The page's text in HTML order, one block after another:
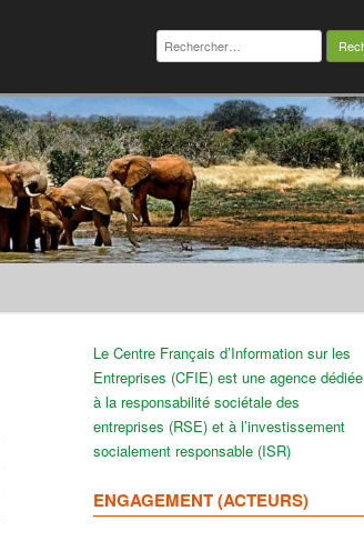
Rechercher :
Le Centre Français d’Information sur les
Entreprises (CFIE) est une agence dédiée
à la responsabilité sociétale des
entreprises (RSE) et à l’investissement
socialement responsable (ISR)
ENGAGEMENT (ACTEURS)